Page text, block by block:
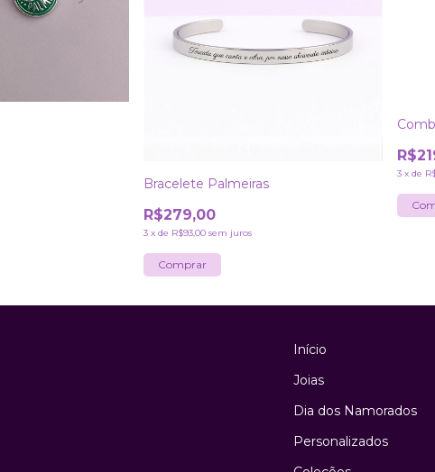
Bracelete Palmeiras
R$279,00
3 x de R$93,00 sem juros
Comprar
3 x de
Início
Joias
Dia dos Namorados
Personalizados